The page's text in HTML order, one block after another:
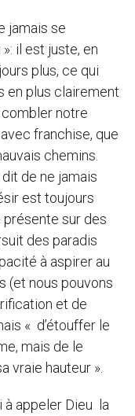
jamais se
il est juste, en
plus, ce qui
en plus clairement
notre
franchise, que
chemins.
de ne jamais
est toujours
présente sur des
des paradis
à aspirer au
(et nous pouvons
et de
« d’étouffer le
mais de le
vraie hauteur ».
à appeler Dieu la